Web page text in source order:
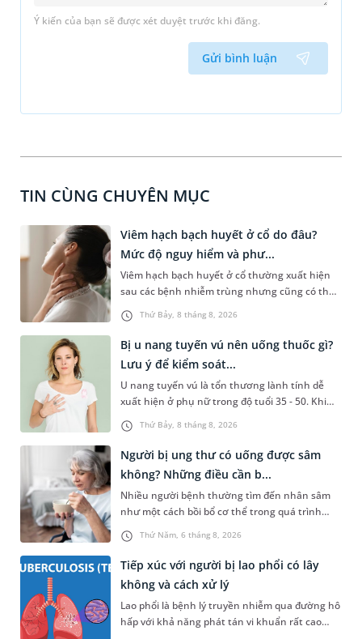
Ý kiến của bạn sẽ được xét duyệt trước khi đăng.
Gửi bình luận
TIN CÙNG CHUYÊN MỤC
Thứ Bảy, 8 tháng 8, 2026
Viêm hạch bạch huyết ở cổ do đâu?
Mức độ nguy hiểm và phư...
Viêm hạch bạch huyết ở cổ thường xuất hiện
sau các bệnh nhiễm trùng nhưng cũng có thể
liên quan đến lao hạch hoặc ung thư. Để tìm
hiểu nguyên nhân gây viêm, mức độ nguy hiểm
và cách thức chẩn đoán bệnh lý này, bạn có thể
theo dõi những thông tin dưới đây.
Thứ Bảy, 8 tháng 8, 2026
Bị u nang tuyến vú nên uống thuốc gì?
Lưu ý để kiểm soát...
U nang tuyến vú là tổn thương lành tính dễ
xuất hiện ở phụ nữ trong độ tuổi 35 - 50. Khi
được chẩn đoán mắc bệnh, nhiều người
thường băn khoăn u nang tuyến vú nên uống
thuốc gì để hạn chế phải phẫu thuật. Bài viết
sau sẽ giúp bạn hiểu đúng về việc dùng thuốc
trong điều trị bệnh lý này và biết cách kiểm
soát bệnh hiệu quả.
Thứ Năm, 6 tháng 8, 2026
Người bị ung thư có uống được sâm
không? Những điều cần b...
Nhiều người bệnh thường tìm đến nhân sâm
như một cách bồi bổ cơ thể trong quá trình
điều trị ung thư. Tuy nhiên, câu hỏi người bị
ung thư có uống được sâm không vẫn khiến
không ít người băn khoăn. Thực tế, nhân sâm
chứa nhiều hoạt chất sinh học có lợi nhưng
không phải trường hợp nào cũng phù hợp. Việc
trang bị đầy đủ thông tin về lợi ích, nguy cơ
cũng như cách dùng đúng sẽ giúp người bệnh
Tiếp xúc với người bị lao phổi có lây
không và cách xử lý
Lao phổi là bệnh lý truyền nhiễm qua đường hô
hấp với khả năng phát tán vi khuẩn rất cao